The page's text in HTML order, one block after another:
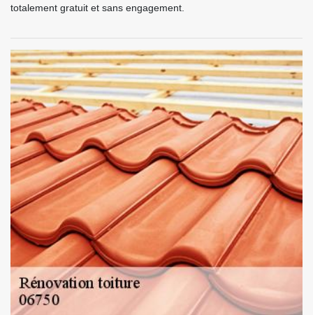
totalement gratuit et sans engagement.